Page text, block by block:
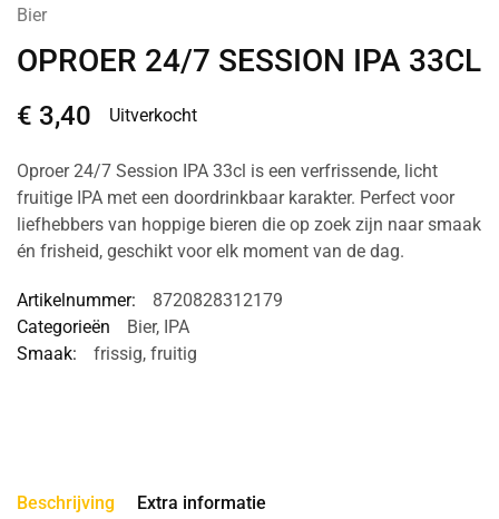
Bier
OPROER 24/7 SESSION IPA 33CL
€ 3,40 Uitverkocht
Oproer 24/7 Session IPA 33cl is een verfrissende, licht
fruitige IPA met een doordrinkbaar karakter. Perfect voor
liefhebbers van hoppige bieren die op zoek zijn naar smaak
én frisheid, geschikt voor elk moment van de dag.
Artikelnummer:
8720828312179
Categorieën
Bier, IPA
Smaak:
frissig, fruitig
Beschrijving Extra informatie